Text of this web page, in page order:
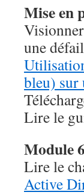
Mise en
une
bleu) sur
Lire le
Module
Lire le
Active